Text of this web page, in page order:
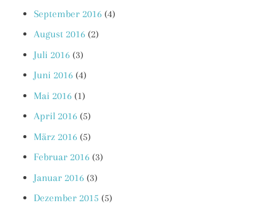
September 2016 (4)
August 2016 (2)
Juli 2016 (3)
Juni 2016 (4)
Mai 2016 (1)
April 2016 (5)
März 2016 (5)
Februar 2016 (3)
Januar 2016 (3)
Dezember 2015 (5)